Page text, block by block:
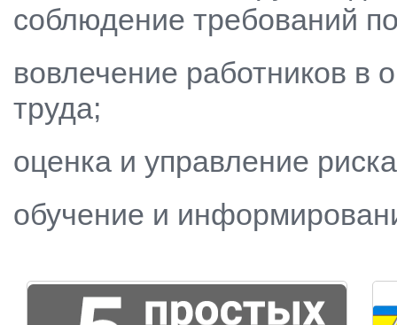
соблюдение требований
вовлечение работников в
труда;
оценка и управление
обучение и